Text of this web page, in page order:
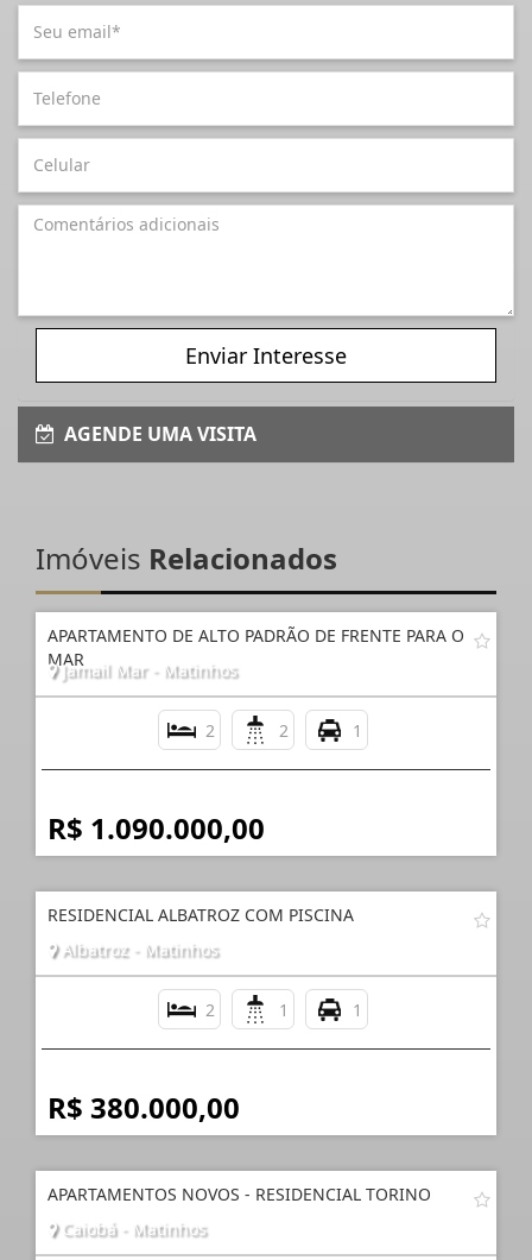
Enviar Interesse
AGENDE UMA VISITA
Imóveis Relacionados
APARTAMENTO DE ALTO PADRÃO DE FRENTE PARA O
MAR
Jamail Mar - Matinhos
2 2 1
R$ 1.090.000,00
RESIDENCIAL ALBATROZ COM PISCINA
Albatroz - Matinhos
2 1 1
R$ 380.000,00
APARTAMENTOS NOVOS - RESIDENCIAL TORINO
Caiobá - Matinhos